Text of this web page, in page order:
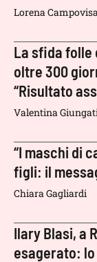
Lorena
La sfida folle
oltre 300
“Risultato
Valentina
“I maschi di
figli: il
Chiara Gagliardi
Ilary Blasi, a
esagerato: